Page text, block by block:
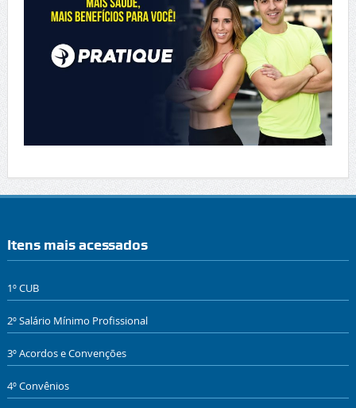
Itens mais acessados
1º CUB
2º Salário Mínimo Profissional
3º Acordos e Convenções
4º Convênios